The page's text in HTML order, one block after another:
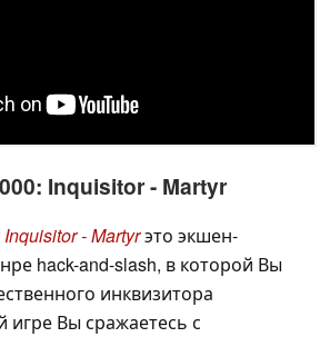
Inquisitor - Martyr
- Martyrэто экшен-
hack-and-slash, в которой Вы
инквизитора
игре Вы сражаетесь с